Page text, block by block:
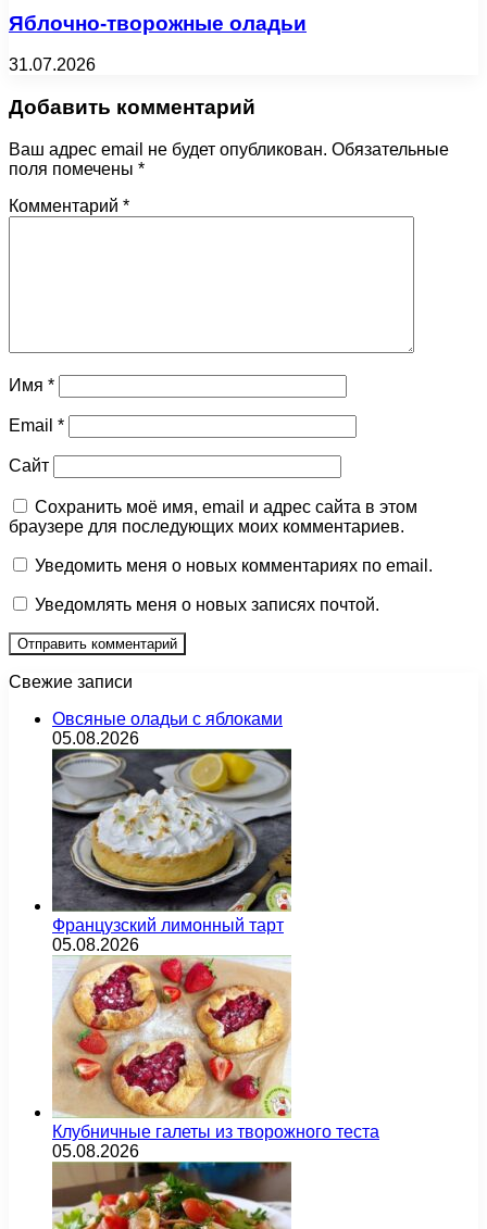
Яблочно-творожные оладьи
31.07.2026
Добавить комментарий
Ваш адрес email не будет опубликован. Обязательные
поля помечены *
Комментарий *
Имя *
Email *
Сайт
Сохранить моё имя, email и адрес сайта в этом
браузере для последующих моих комментариев.
Уведомить меня о новых комментариях по email.
Уведомлять меня о новых записях почтой.
Свежие записи
Овсяные оладьи с яблоками
05.08.2026
Французский лимонный тарт
05.08.2026
Клубничные галеты из творожного теста
05.08.2026